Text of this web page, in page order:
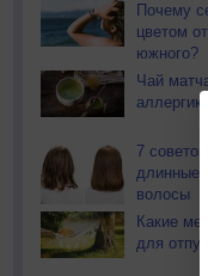
Почему
цветом
южного?
Чай
7 советов
длинные
волосы
Какие
для